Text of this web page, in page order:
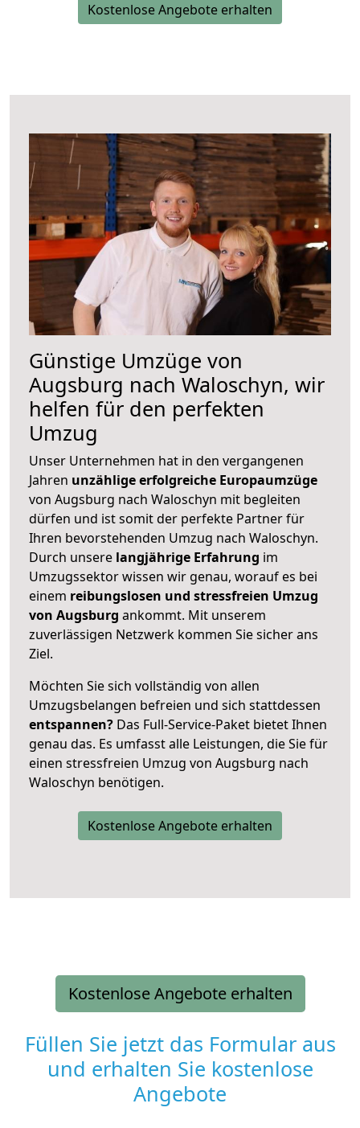
Kostenlose Angebote erhalten
Günstige Umzüge von
Augsburg nach Waloschyn, wir
helfen für den perfekten
Umzug
Unser Unternehmen hat in den vergangenen
Jahren unzählige erfolgreiche Europaumzüge
von Augsburg nach Waloschyn mit begleiten
dürfen und ist somit der perfekte Partner für
Ihren bevorstehenden Umzug nach Waloschyn.
Durch unsere langjährige Erfahrung im
Umzugssektor wissen wir genau, worauf es bei
einem reibungslosen und stressfreien Umzug
von Augsburg ankommt. Mit unserem
zuverlässigen Netzwerk kommen Sie sicher ans
Ziel.
Möchten Sie sich vollständig von allen
Umzugsbelangen befreien und sich stattdessen
entspannen? Das Full-Service-Paket bietet Ihnen
genau das. Es umfasst alle Leistungen, die Sie für
einen stressfreien Umzug von Augsburg nach
Waloschyn benötigen.
Kostenlose Angebote erhalten
Kostenlose Angebote erhalten
Füllen Sie jetzt das Formular aus
und erhalten Sie kostenlose
Angebote